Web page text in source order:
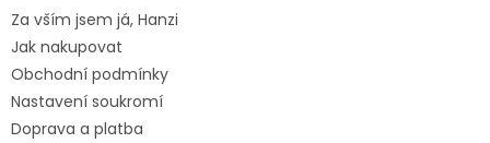
Za vším jsem já, Hanzi
Jak nakupovat
Obchodní podmínky
Nastavení soukromí
Doprava a platba